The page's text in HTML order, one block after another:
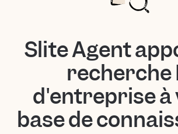
Slite Agent
recherche
d'entreprise à
base de